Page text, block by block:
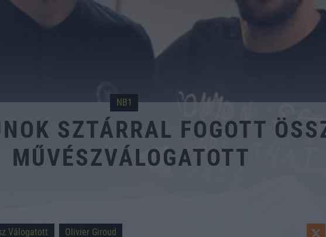
NB1
SZTÁRRAL FOGOTT
MŰVÉSZVÁLOGATOTT
Válogatott Olivier Giroud